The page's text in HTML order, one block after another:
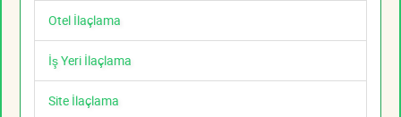
Otel İlaçlama
İş Yeri İlaçlama
Site İlaçlama